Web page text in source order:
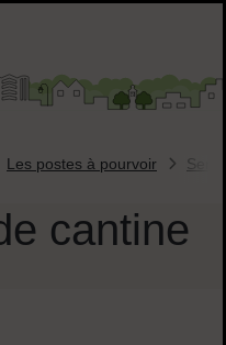
cantine
Les postes à pourvoir